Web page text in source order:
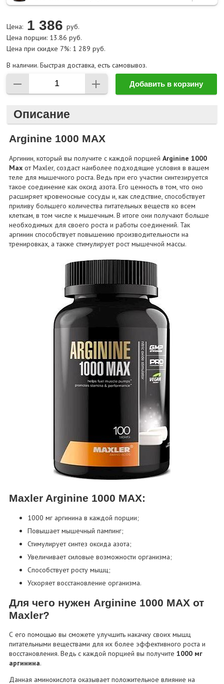
Цена: 1 386 руб.
Цена порции: 13.86 руб.
Цена при скидке 7%: 1 289 руб.
В наличии. Быстрая доставка, есть самовывоз.
Добавить в корзину
Описание
Arginine 1000 MAX
Аргинин, который вы получите с каждой порциейArginine 1000
Max от Maxler, создаст наиболее подходящие условия в вашем
теле для мышечного роста. Ведь при его участии синтезируется
такое соединение как оксид азота. Его ценность в том, что оно
расширяет кровеносные сосуды и, как следствие, способствует
приливу большего количества питательных веществ ко всем
клеткам, в том числе к мышечным. В итоге они получают больше
необходимых для своего роста и работы соединений. Так
аргинин способствует повышению производительности на
тренировках, а также стимулирует рост мышечной массы.
Maxler Arginine 1000 MAX:
1000 мг аргинина в каждой порции;
Повышает мышечный пампинг;
Стимулирует синтез оксида азота;
Увеличивает силовые возможности организма;
Способствует росту мышц;
Ускоряет восстановление организма.
Для чего нужен Arginine 1000 MAX от
Maxler?
С его помощью вы сможете улучшить накачку своих мышц
питательными веществами для их более эффективного роста и
восстановления. Ведь с каждой порцией вы получите1000 мг
аргинина.
Данная аминокислота оказывает положительное влияние на